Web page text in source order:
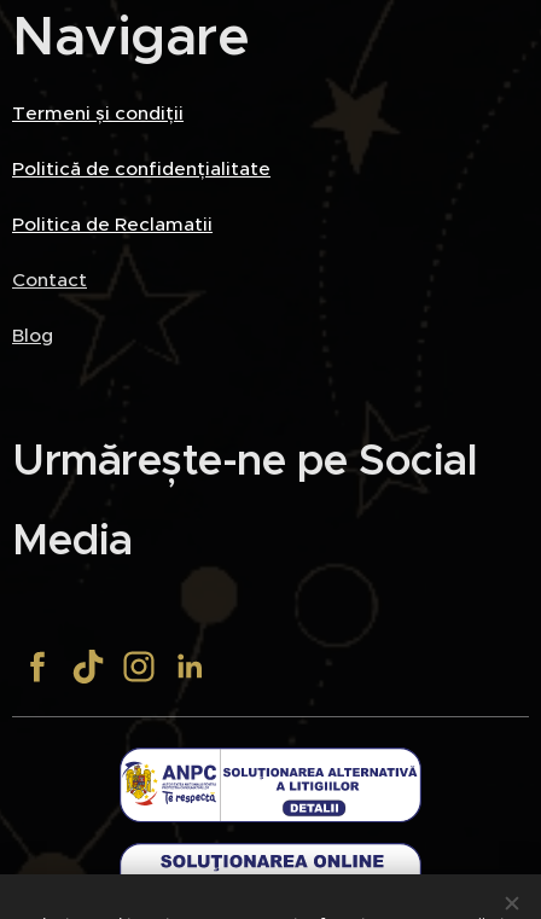
Navigare
Termeni și condiții
Politică de confidențialitate
Politica de Reclamatii
Contact
Blog
Urmărește-ne pe Social
Media